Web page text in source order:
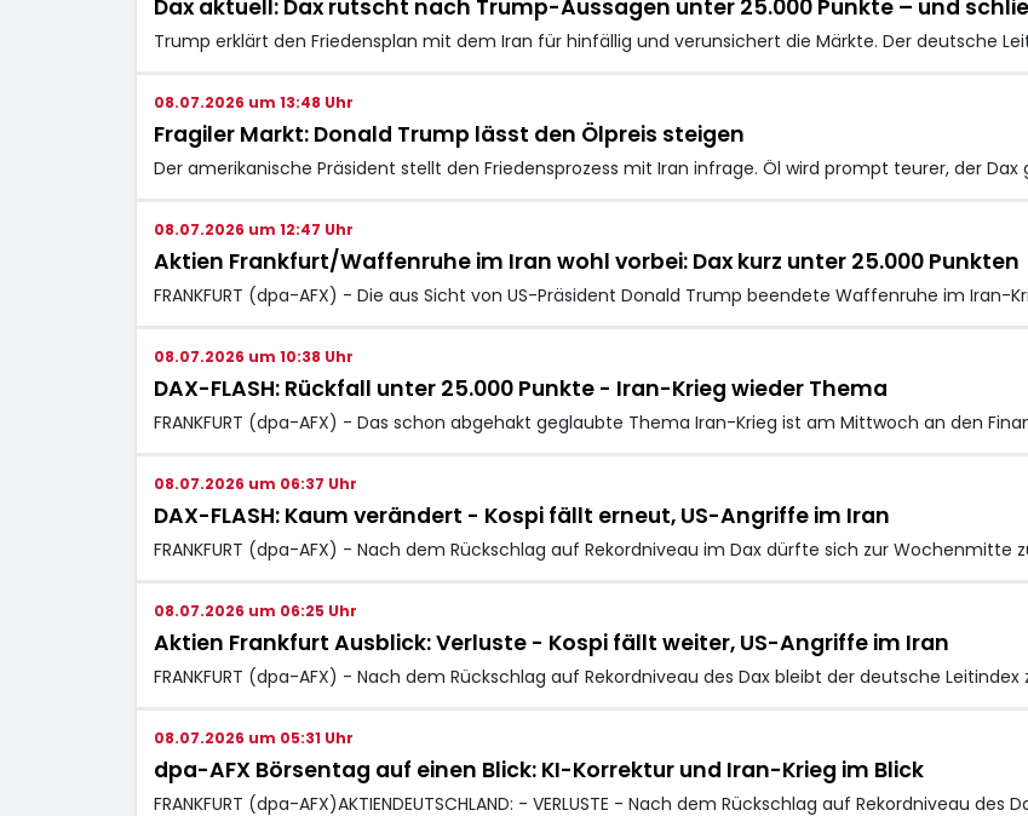
Dax aktuell: Dax rutscht nach Trump-Aussagen unter 25.000 Punkte – und
Trump erklärt den Friedensplan mit dem Iran für hinfällig und verunsichert die Märkte. Der deutsche
08.07.2026 um 13:48 Uhr
Fragiler Markt: Donald Trump lässt den Ölpreis steigen
Der amerikanische Präsident stellt den Friedensprozess mit Iran infrage. Öl wird prompt teurer, der
08.07.2026 um 12:47 Uhr
Aktien Frankfurt/Waffenruhe im Iran wohl vorbei: Dax kurz unter 25.000 Punkten
FRANKFURT (dpa-AFX) - Die aus Sicht von US-Präsident Donald Trump beendete Waffenruhe im Iran-
08.07.2026 um 10:38 Uhr
DAX-FLASH: Rückfall unter 25.000 Punkte - Iran-Krieg wieder Thema
FRANKFURT (dpa-AFX) - Das schon abgehakt geglaubte Thema Iran-Krieg ist am Mittwoch an den
08.07.2026 um 06:37 Uhr
DAX-FLASH: Kaum verändert - Kospi fällt erneut, US-Angriffe im Iran
FRANKFURT (dpa-AFX) - Nach dem Rückschlag auf Rekordniveau im Dax dürfte sich zur Wochenmitte
08.07.2026 um 06:25 Uhr
Aktien Frankfurt Ausblick: Verluste - Kospi fällt weiter, US-Angriffe im Iran
FRANKFURT (dpa-AFX) - Nach dem Rückschlag auf Rekordniveau des Dax bleibt der deutsche
08.07.2026 um 05:31 Uhr
dpa-AFX Börsentag auf einen Blick: KI-Korrektur und Iran-Krieg im Blick
FRANKFURT (dpa-AFX)AKTIENDEUTSCHLAND: - VERLUSTE - Nach dem Rückschlag auf Rekordniveau